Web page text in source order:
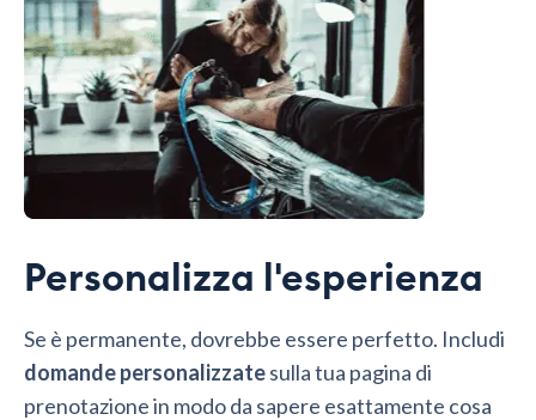
Personalizza l'esperienza
Se è permanente, dovrebbe essere perfetto. Includi
domande personalizzatesulla tua pagina di
prenotazione in modo da sapere esattamente cosa